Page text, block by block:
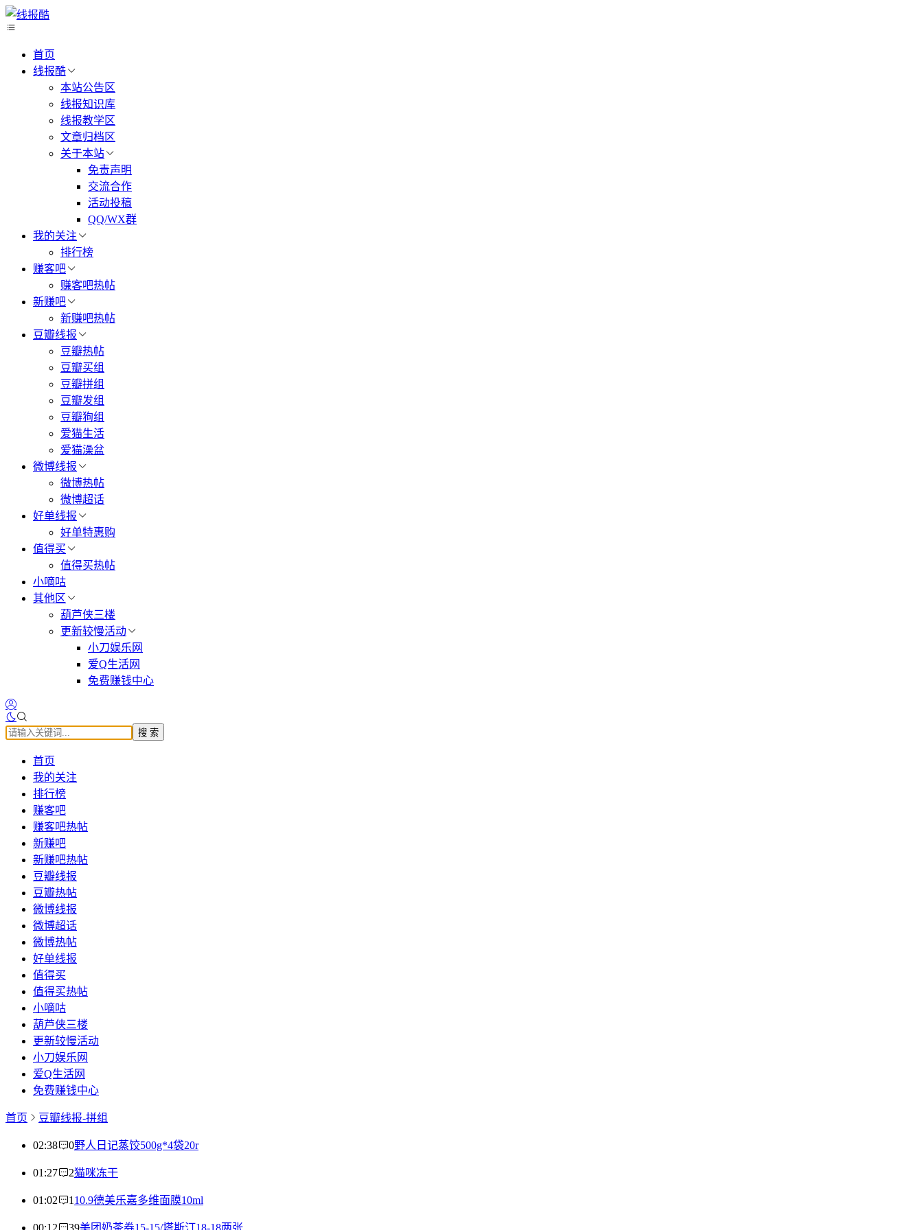
首页
线报酷
本站公告区
线报知识库
线报教学区
文章归档区
关于本站
免责声明
交流合作
活动投稿
QQ/WX群
我的关注
排行榜
赚客吧
赚客吧热帖
新赚吧
新赚吧热帖
豆瓣线报
豆瓣热帖
豆瓣买组
豆瓣拼组
豆瓣发组
豆瓣狗组
爱猫生活
爱猫澡盆
微博线报
微博热帖
微博超话
好单线报
好单特惠购
值得买
值得买热帖
小嘀咕
其他区
葫芦侠三楼
更新较慢活动
小刀娱乐网
爱Q生活网
免费赚钱中心
搜 索
首页
我的关注
排行榜
赚客吧
赚客吧热帖
新赚吧
新赚吧热帖
豆瓣线报
豆瓣热帖
微博线报
微博超话
微博热帖
好单线报
值得买
值得买热帖
小嘀咕
葫芦侠三楼
更新较慢活动
小刀娱乐网
爱Q生活网
免费赚钱中心
首页 豆瓣线报-拼组
02:38 0野人日记蒸饺500g*4袋20r
01:27 2猫咪冻干
01:02 1 10.9德美乐嘉多维面膜10ml
00:12 39美团奶茶券15-15/塔斯汀18-18两张